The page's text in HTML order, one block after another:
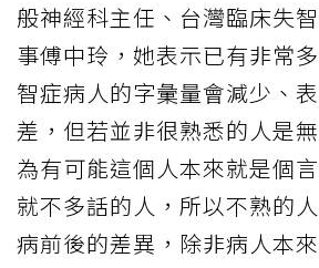
般神經科主任、台灣臨床失
事傅中玲，她表示已有非常
智症病人的字彙量會減少、
差，但若並非很熟悉的人是
為有可能這個人本來就是個
就不多話的人，所以不熟的
病前後的差異，除非病人本